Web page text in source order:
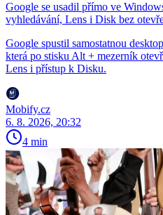
Google se usadil přímo ve
vyhledávání, Lens i Disk bez
Google spustil samostatnou
která po stisku Alt + mezerník
Lens i přístup k Disku.
Mobify.cz
6. 8. 2026, 20:32
4 min